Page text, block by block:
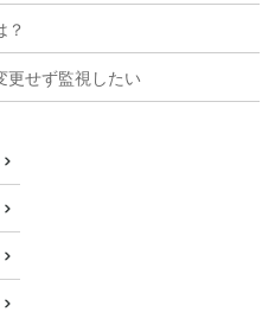
？
更せず監視したい